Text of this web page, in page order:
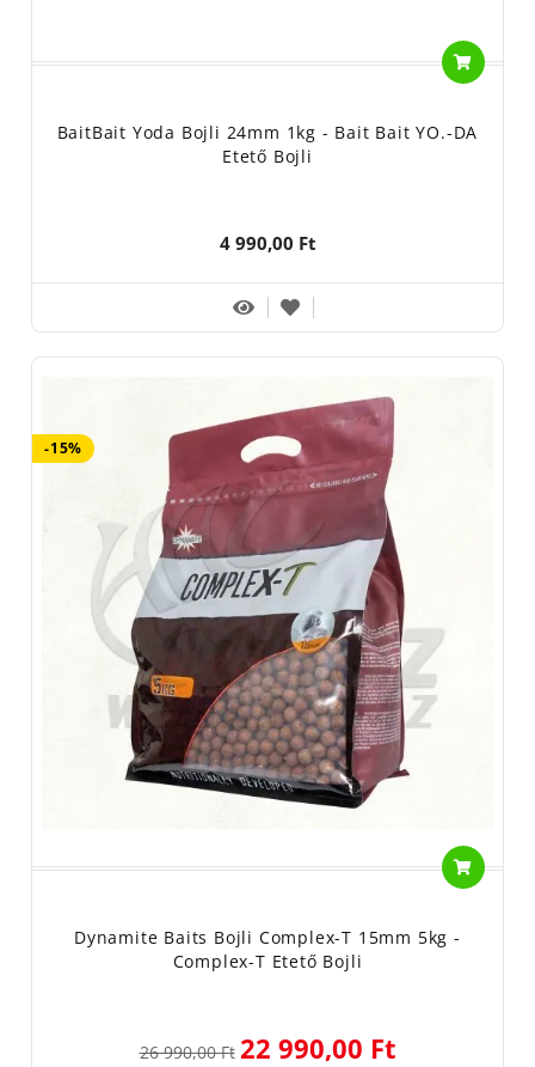
BaitBait Yoda Bojli 24mm 1kg - Bait Bait YO.-DA
Etető Bojli
4 990,00 Ft
-15%
Dynamite Baits Bojli Complex-T 15mm 5kg -
Complex-T Etető Bojli
26 990,00 Ft 22 990,00 Ft